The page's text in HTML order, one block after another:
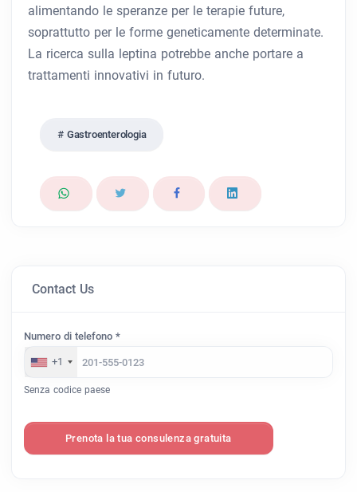
alimentando le speranze per le terapie future,
soprattutto per le forme geneticamente determinate.
La ricerca sulla leptina potrebbe anche portare a
trattamenti innovativi in ​​futuro.
Gastroenterologia
Contact Us
Numero di telefono *
+1
Senza codice paese
Prenota la tua consulenza gratuita